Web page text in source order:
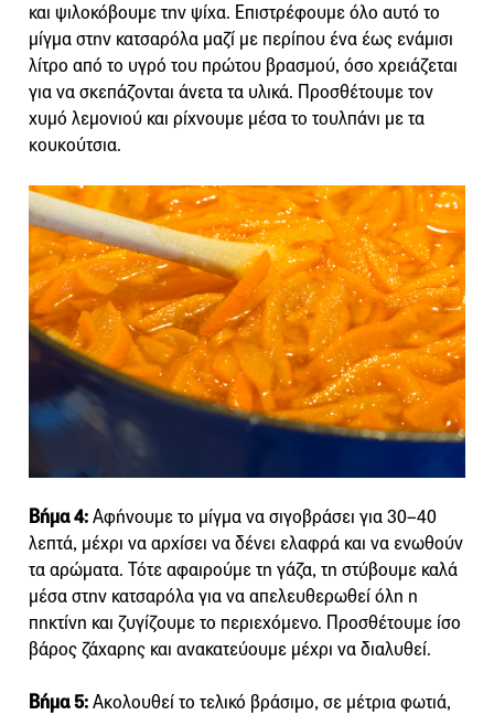
και ψιλοκόβουμε την ψίχα. Επιστρέφουμε όλο αυτό το
μίγμα στην κατσαρόλα μαζί με περίπου ένα έως ενάμισι
λίτρο από το υγρό του πρώτου βρασμού, όσο χρειάζεται
για να σκεπάζονται άνετα τα υλικά. Προσθέτουμε τον
χυμό λεμονιού και ρίχνουμε μέσα το τουλπάνι με τα
κουκούτσια.
Βήμα 4:Αφήνουμε το μίγμα να σιγοβράσει για 30–40
λεπτά, μέχρι να αρχίσει να δένει ελαφρά και να ενωθούν
τα αρώματα. Τότε αφαιρούμε τη γάζα, τη στύβουμε καλά
μέσα στην κατσαρόλα για να απελευθερωθεί όλη η
πηκτίνη και ζυγίζουμε το περιεχόμενο. Προσθέτουμε ίσο
βάρος ζάχαρης και ανακατεύουμε μέχρι να διαλυθεί.
Βήμα 5:Ακολουθεί το τελικό βράσιμο, σε μέτρια φωτιά,